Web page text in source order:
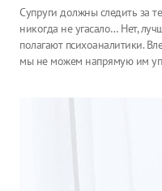
Супруги должны следить за
никогда не угасало… Нет,
полагают психоаналитики.
мы не можем напрямую им